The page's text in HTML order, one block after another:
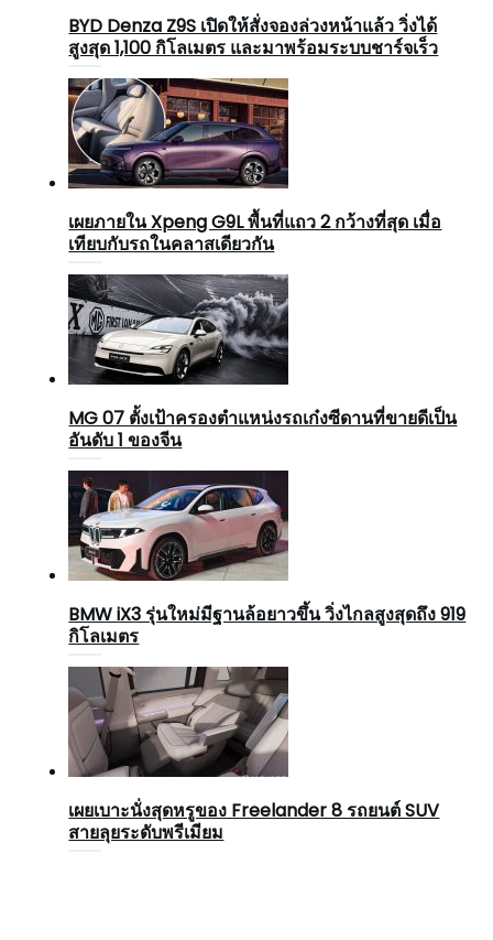
BYD Denza Z9S เปิดให้สั่งจองล่วงหน้าแล้ว วิ่งได้
สูงสุด 1,100 กิโลเมตร และมาพร้อมระบบชาร์จเร็ว
เผยภายใน Xpeng G9L พื้นที่แถว 2 กว้างที่สุด เมื่อ
เทียบกับรถในคลาสเดียวกัน
MG 07 ตั้งเป้าครองตำแหน่งรถเก๋งซีดานที่ขายดีเป็น
อันดับ 1 ของจีน
BMW iX3 รุ่นใหม่มีฐานล้อยาวขึ้น วิ่งไกลสูงสุดถึง 919
กิโลเมตร
เผยเบาะนั่งสุดหรูของ Freelander 8 รถยนต์ SUV
สายลุยระดับพรีเมียม